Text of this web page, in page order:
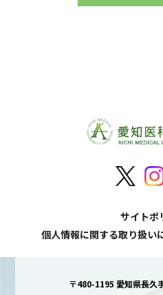
サイトポ
個人情報に関する取り扱い
〒480-1195 愛知県長久